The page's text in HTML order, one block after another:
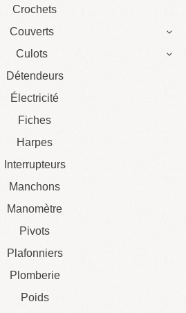
Crochets
Couverts
Culots
Détendeurs
Électricité
Fiches
Harpes
Interrupteurs
Manchons
Manomètre
Pivots
Plafonniers
Plomberie
Poids